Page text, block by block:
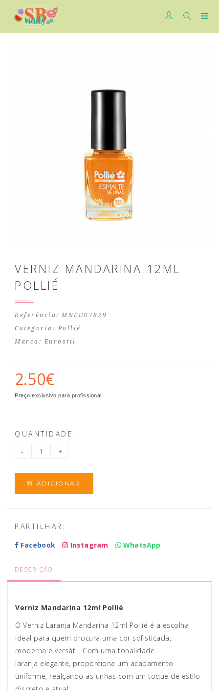
VERNIZ MANDARINA 12ML
POLLIÉ
Referência: MNEU07829
Categoria: Pollié
Marca: Eurostil
2.50€
Preço exclusivo para profissional
QUANTIDADE:
ADICIONAR
PARTILHAR:
Facebook
Instagram WhatsApp
DESCRIÇÃO
Verniz Mandarina 12ml Pollié
O Verniz Laranja Mandarina 12ml Pollié é a escolha
ideal para quem procura uma cor sofisticada,
moderna e versátil. Com uma tonalidade
laranja elegante, proporciona um acabamento
uniforme, realçando as unhas com um toque de estilo